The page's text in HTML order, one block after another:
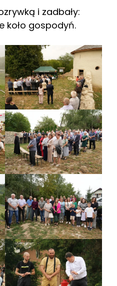
i zadbały:
koło gospodyń.